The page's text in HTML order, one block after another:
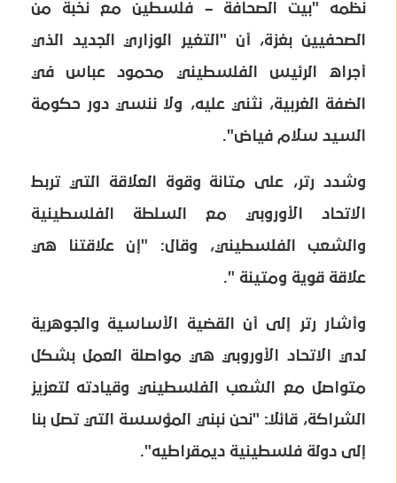
نظمه "بيت الصحافة – فلسطين مع نخبة من
الصحفيين بغزة، أن "التغير الوزاري الجديد الذي
أجراه الرئيس الفلسطيني محمود عباس في
الضفة الغربية، نثني عليه، ولا ننسي دور حكومة
السيد سلام فياض".
وشدد رتر، على متانة وقوة العلاقة التي تربط
الاتحاد الأوروبي مع السلطة الفلسطينية
والشعب الفلسطيني، وقال: "إن علاقتنا هي
علاقة قوية ومتينة ".
وأشار رتر إلى أن القضية الأساسية والجوهرية
لدي الاتحاد الأوروبي هي مواصلة العمل بشكل
متواصل مع الشعب الفلسطيني وقيادته لتعزيز
الشراكة، قائلاً: "نحن نبني المؤسسة التي تصل بنا
إلى دولة فلسطينية ديمقراطيه".